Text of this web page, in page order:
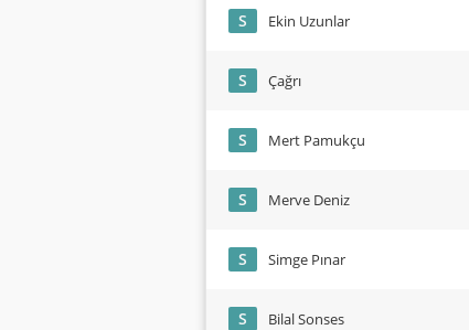
S Ekin Uzunlar
S Çağrı
S Mert Pamukçu
S Merve Deniz
S Simge Pınar
S Bilal Sonses